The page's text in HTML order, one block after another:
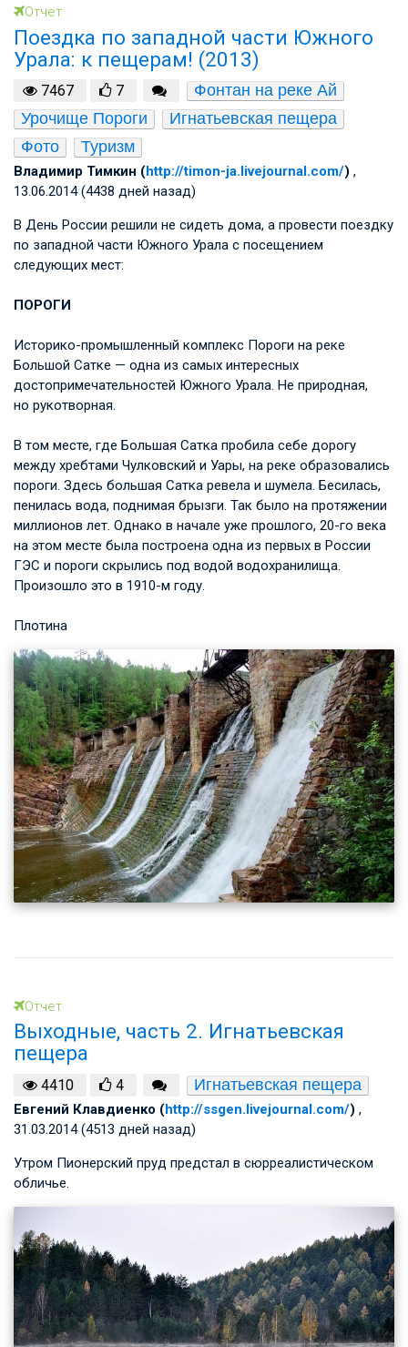
Отчет
Поездка по западной части Южного
Урала: к пещерам! (2013)
7467 7
Фонтан на реке Ай
Урочище Пороги
Игнатьевская пещера
Фото
Туризм
Владимир Тимкин (http://timon-ja.livejournal.com/) ,
13.06.2014 (4438 дней назад)
В День России решили не сидеть дома, а провести поездку
по западной части Южного Урала с посещением
следующих мест:
ПОРОГИ
Историко-промышленный комплекс Пороги на реке
Большой Сатке — одна из самых интересных
достопримечательностей Южного Урала. Не природная,
но рукотворная.
В том месте, где Большая Сатка пробила себе дорогу
между хребтами Чулковский и Уары, на реке образовались
пороги. Здесь большая Сатка ревела и шумела. Бесилась,
пенилась вода, поднимая брызги. Так было на протяжении
миллионов лет. Однако в начале уже прошлого, 20-го века
на этом месте была построена одна из первых в России
ГЭС и пороги скрылись под водой водохранилища.
Произошло это в 1910-м году.
Плотина
Отчет
Выходные, часть 2. Игнатьевская
пещера
4410 4 Игнатьевская пещера
Евгений Клавдиенко (http://ssgen.livejournal.com/) ,
31.03.2014 (4513 дней назад)
Утром Пионерский пруд предстал в сюрреалистическом
обличье.